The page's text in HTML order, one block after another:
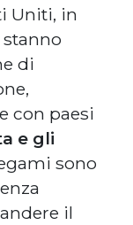
Uniti, in
di
con paesi
e gli
sono
il